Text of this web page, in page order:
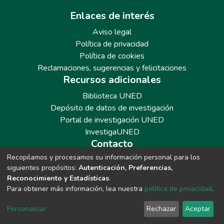
Enlaces de interés
Aviso legal
Política de privacidad
Política de cookies
Reclamaciones, sugerencias y felicitaciones
Recursos adicionales
Biblioteca UNED
Depósito de datos de investigación
Portal de investigación UNED
InvestigaUNED
Contacto
Teléfono: 913986562 / 6643 / 6633 / 8766
Correo: repositoriobiblioteca@adm.uned.es
Recopilamos y procesamos su información personal para los
siguientes propósitos: Autenticación, Preferencias,
Reconocimiento y Estadísticas.
Para obtener más información, lea nuestra política de privacidad.
Personalizar Rechazar Aceptar